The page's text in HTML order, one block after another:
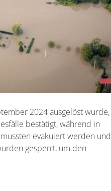
2024 ausgelöst wurde,
bestätigt, während in
evakuiert werden und
gesperrt, um den